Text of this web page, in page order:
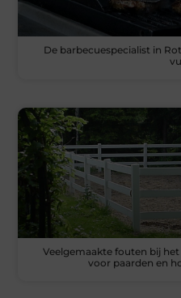
De barbecuespecialist in
Veelgemaakte fouten bij
voor paarden en